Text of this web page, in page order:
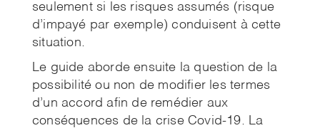
seulement si les risques assumés (risque
d’impayé par exemple) conduisent à cette
situation.
Le guide aborde ensuite la question de la
possibilité ou non de modifier les termes
d’un accord afin de remédier aux
conséquences de la crise Covid-19. La